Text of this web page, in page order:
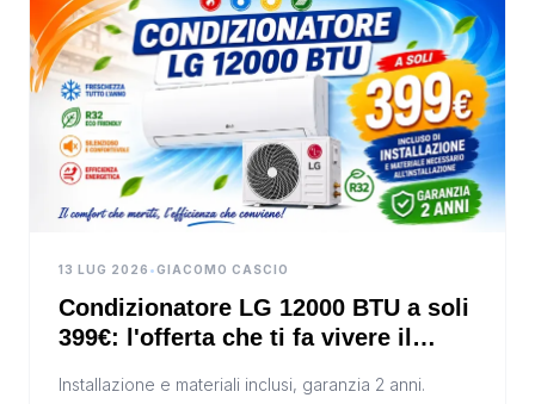
13 LUG 2026 •GIACOMO CASCIO
Condizionatore LG 12000 BTU a soli
399€: l'offerta che ti fa vivere il
Installazione e materiali inclusi, garanzia 2 anni.